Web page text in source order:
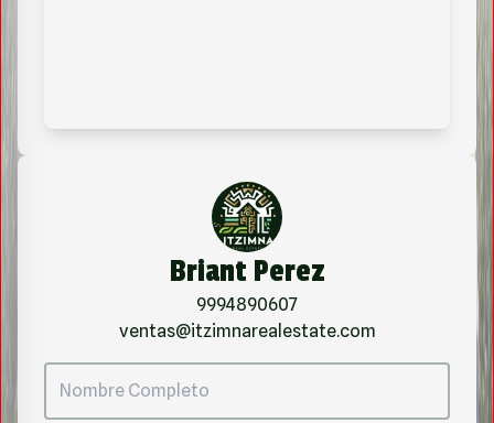
Briant Perez
9994890607
ventas@itzimnarealestate.com